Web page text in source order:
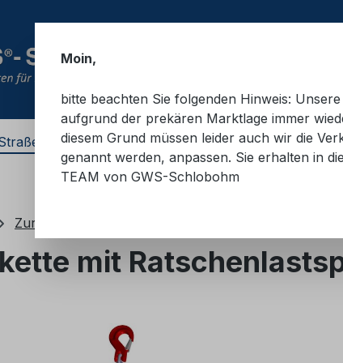
Ladungssicherung Container
Zurrketten
mit
Moin,
bitte beachten Sie folgenden Hinweis:
aufgrund der prekären Marktlage immer
diesem Grund müssen leider auch wir die
genannt werden, anpassen. Sie erhalten in
TEAM von GWS-Schlobohm